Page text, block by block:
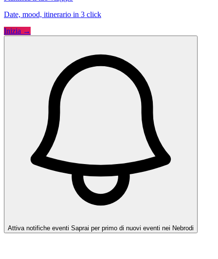
Date, mood, itinerario in 3 click
Inizia →
Attiva notifiche eventi Saprai per primo di nuovi eventi nei Nebrodi